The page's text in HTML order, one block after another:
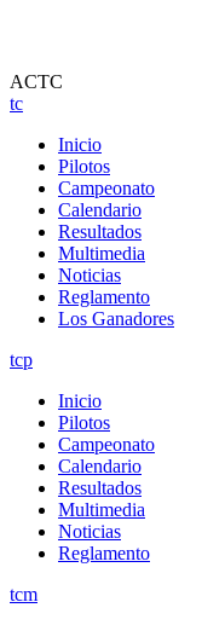
ACTC
tc
Inicio
Pilotos
Campeonato
Calendario
Resultados
Multimedia
Noticias
Reglamento
Los Ganadores
tcp
Inicio
Pilotos
Campeonato
Calendario
Resultados
Multimedia
Noticias
Reglamento
tcm